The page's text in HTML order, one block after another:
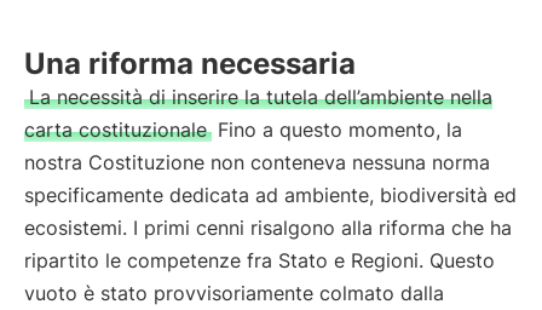
Una riforma necessaria
La necessità di inserire la tutela dell’ambiente nella
carta costituzionale Fino a questo momento, la
nostra Costituzione non conteneva nessuna norma
specificamente dedicata ad ambiente, biodiversità ed
ecosistemi. I primi cenni risalgono alla riforma che ha
ripartito le competenze fra Stato e Regioni. Questo
vuoto è stato provvisoriamente colmato dalla